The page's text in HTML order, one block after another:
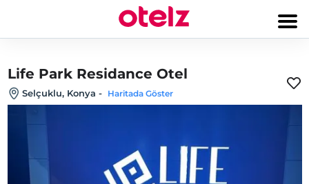
Life Park Residance Otel
Selçuklu, Konya - Haritada Göster